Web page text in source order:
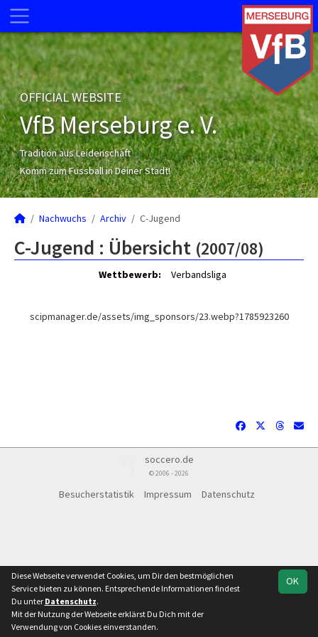
OFFICIAL WEBSITE
VfB Merseburg e. V.
Tradition aus Leidenschaft
Komm zum Fussball in Deiner Stadt!
Nachwuchs Archiv C-Jugend
Team
C-Jugend : Übersicht (2007/08)
Wettbewerb: Verbandsliga
scipmanager.de/assets/img_sponsors/23.webp?1785923260
soccero.de
© 2006 - 2026
Besucherstatistik Impressum Datenschutz
OK
Diese Webseite verwendet Cookies, um Dir den bestmöglichen
Service bieten zu können. Entsprechende Informationen findest
Du unter Datenschutz.
Mit der Nutzung der Webseite erklärst Du Dich mit der
Verwendung von Cookies einverstanden.